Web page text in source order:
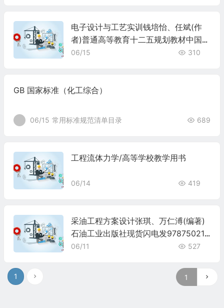
电子设计与工艺实训钱培怡、任斌(作
者)普通高等教育十二五规划教材中国石
化出版社9787511427120
06/15 310
GB 国家标准（化工综合）
06/15 常用标准规范清单目录 689
工程流体力学/高等学校教学用书
06/14 419
采油工程方案设计张琪、万仁溥(编著)
石油工业出版社现货闪电发978750213
8622
06/11 527
1